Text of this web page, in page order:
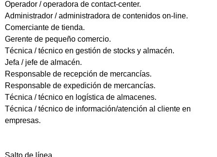
Operador / operadora de contact-center.
Administrador / administradora de contenidos on-line.
Comerciante de tienda.
Gerente de pequeño comercio.
Técnica / técnico en gestión de stocks y almacén.
Jefa / jefe de almacén.
Responsable de recepción de mercancías.
Responsable de expedición de mercancías.
Técnica / técnico en logística de almacenes.
Técnica / técnico de información/atención al cliente en
empresas.